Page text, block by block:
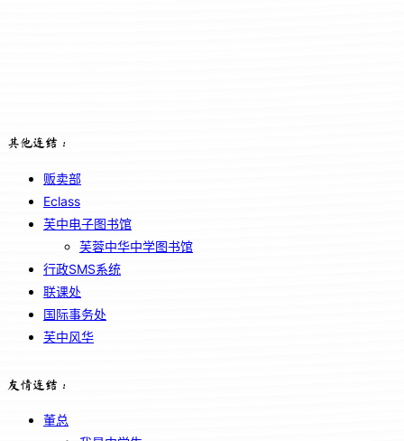
其他连结：
贩卖部
Eclass
芙中电子图书馆
芙蓉中华中学图书馆
行政SMS系统
联课处
国际事务处
芙中风华
友情连结：
董总